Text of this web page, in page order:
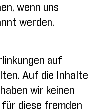
wenn uns
werden.
auf
Auf die Inhalte
wir keinen
für diese fremden